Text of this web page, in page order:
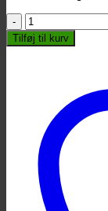
Vic
Firth
-
Tilføj til kurv